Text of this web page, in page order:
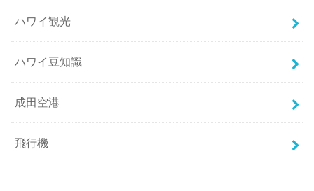
ハワイ観光
ハワイ豆知識
成田空港
飛行機